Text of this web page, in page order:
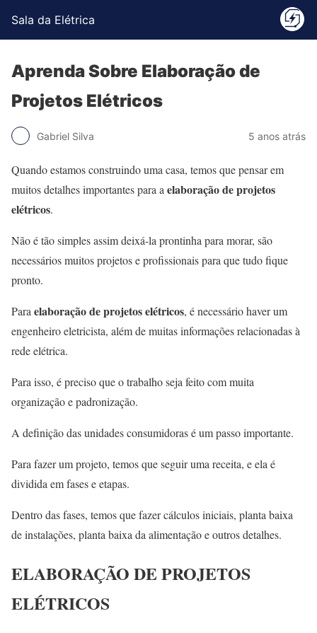
Sala da Elétrica
Aprenda Sobre Elaboração de
Projetos Elétricos
Gabriel Silva 5 anos atrás
Quando estamos construindo uma casa, temos que pensar em
muitos detalhes importantes para a elaboração de projetos
elétricos.
Não é tão simples assim deixá-la prontinha para morar, são
necessários muitos projetos e profissionais para que tudo fique
pronto.
Para elaboração de projetos elétricos, é necessário haver um
engenheiro eletricista, além de muitas informações relacionadas à
rede elétrica.
Para isso, é preciso que o trabalho seja feito com muita
organização e padronização.
A definição das unidades consumidoras é um passo importante.
Para fazer um projeto, temos que seguir uma receita, e ela é
dividida em fases e etapas.
Dentro das fases, temos que fazer cálculos iniciais, planta baixa
de instalações, planta baixa da alimentação e outros detalhes.
ELABORAÇÃO DE PROJETOS
ELÉTRICOS